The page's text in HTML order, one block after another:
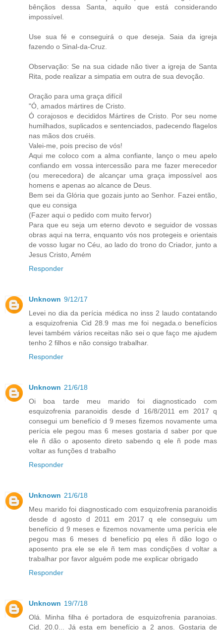
bênçãos dessa Santa, aquilo que está considerando
impossível.
Use sua fé e conseguirá o que deseja. Saia da igreja
fazendo o Sinal-da-Cruz.
Observação: Se na sua cidade não tiver a igreja de Santa
Rita, pode realizar a simpatia em outra de sua devoção.
Oração para uma graça difícil
"Ó, amados mártires de Cristo.
Ó corajosos e decididos Mártires de Cristo. Por seu nome
humilhados, suplicados e sentenciados, padecendo flagelos
nas mãos dos cruéis.
Valei-me, pois preciso de vós!
Aqui me coloco com a alma confiante, lanço o meu apelo
confiando em vossa intercessão para me fazer merecedor
(ou merecedora) de alcançar uma graça impossível aos
homens e apenas ao alcance de Deus.
Bem sei da Glória que gozais junto ao Senhor. Fazei então,
que eu consiga
(Fazer aqui o pedido com muito fervor)
Para que eu seja um eterno devoto e seguidor de vossas
obras aqui na terra, enquanto vós nos protegeis e orientais
de vosso lugar no Céu, ao lado do trono do Criador, junto a
Jesus Cristo, Amém
Responder
Unknown 9/12/17
Levei no dia da perícia médica no inss 2 laudo contatando
a esquizofrenia Cid 28.9 mas me foi negada.o benefícios
levei também vários receitas não sei o que faço me ajudem
tenho 2 filhos e não consigo trabalhar.
Responder
Unknown 21/6/18
Oi boa tarde meu marido foi diagnosticado com
esquizofrenia paranoidis desde d 16/8/2011 em 2017 q
consegui um benefício d 9 meses fizemos novamente uma
perícia ele pegou mas 6 meses gostaria d saber por que
ele ñ dão o aposento direto sabendo q ele ñ pode mas
voltar as funções d trabalho
Responder
Unknown 21/6/18
Meu marido foi diagnosticado com esquizofrenia paranoidis
desde d agosto d 2011 em 2017 q ele conseguiu um
benefício d 9 meses e fizemos novamente uma perícia ele
pegou mas 6 meses d benefício pq eles ñ dão logo o
aposento pra ele se ele ñ tem mas condições d voltar a
trabalhar por favor alguém pode me explicar obrigado
Responder
Unknown 19/7/18
Olá. Minha filha é portadora de esquizofrenia paranoias.
Cid. 20.0... Já esta em benefício a 2 anos. Gostaria de